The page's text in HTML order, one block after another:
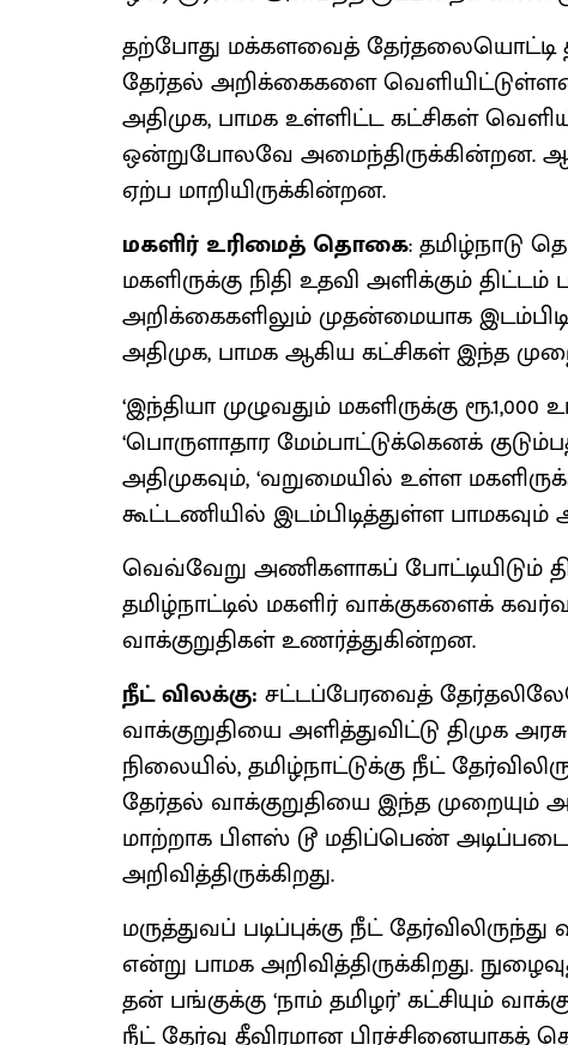
தற்போது மக்களவைத் தேர்தலையொட்டி
தேர்தல் அறிக்கைகளை
அதிமுக, பாமக உள்ளிட்ட கட்சிகள்
ஒன்றுபோலவே அமைந்திருக்கின்றன.
ஏற்ப மாறியிருக்கின்றன.
மகளிர் உரிமைத் தொகை: தமிழ்நாடு
மகளிருக்கு நிதி உதவி அளிக்கும்
அறிக்கைகளிலும் முதன்மையாக
அதிமுக, பாமக ஆகிய கட்சிகள் இந்த
‘இந்தியா முழுவதும் மகளிருக்கு
‘பொருளாதார மேம்பாட்டுக்கெனக்
அதிமுகவும், ‘வறுமையில் உள்ள
கூட்டணியில் இடம்பிடித்துள்ள
வெவ்வேறு அணிகளாகப் போட்டியிடும்
தமிழ்நாட்டில் மகளிர் வாக்குகளைக்
வாக்குறுதிகள் உணர்த்துகின்றன.
நீட் விலக்கு: சட்டப்பேரவைத்
வாக்குறுதியை அளித்துவிட்டு திமுக
நிலையில், தமிழ்நாட்டுக்கு நீட்
தேர்தல் வாக்குறுதியை இந்த முறையும்
மாற்றாக பிளஸ் டூ மதிப்பெண்
அறிவித்திருக்கிறது.
மருத்துவப் படிப்புக்கு நீட்
என்று பாமக அறிவித்திருக்கிறது.
தன் பங்குக்கு ‘நாம் தமிழர்’ கட்சியும்
நீட் தேர்வு தீவிரமான